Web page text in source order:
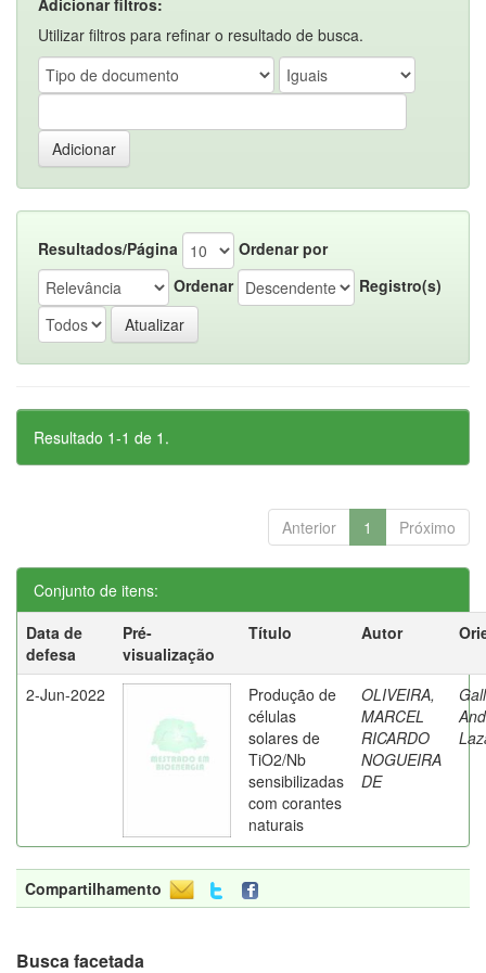
Adicionar filtros:
Utilizar filtros para refinar o resultado de busca.
Resultados/Página
Ordenar por
Ordenar
Registro(s)
Resultado 1-1 de 1.
Anterior 1 Próximo
Conjunto de itens:
Data de
defesa
Pré-
visualização
Título Autor
2-Jun-2022
Produção de
células
solares de
TiO2/Nb
sensibilizadas
com corantes
naturais
OLIVEIRA,
MARCEL
RICARDO
NOGUEIRA
DE
Compartilhamento
Busca facetada